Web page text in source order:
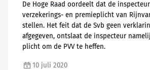
De Hoge Raad oordeelt dat de
verzekerings- en premieplicht van
stellen. Het feit dat de Svb geen
afgegeven, ontslaat de inspecteur
plicht om de PVV te heffen.
10 juli 2020